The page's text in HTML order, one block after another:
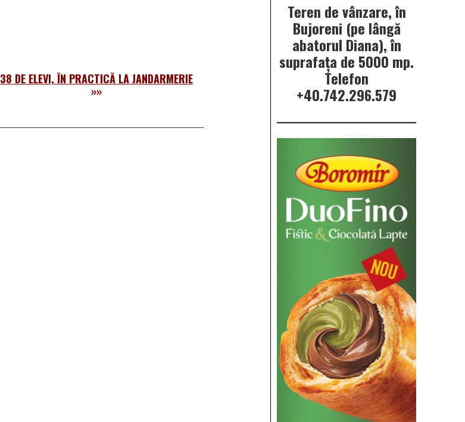
38 DE ELEVI, ÎN PRACTICĂ LA JANDARMERIE
»»
Teren de vânzare, în
Bujoreni (pe lângă
abatorul Diana), în
suprafața de 5000 mp.
Telefon
+40.742.296.579